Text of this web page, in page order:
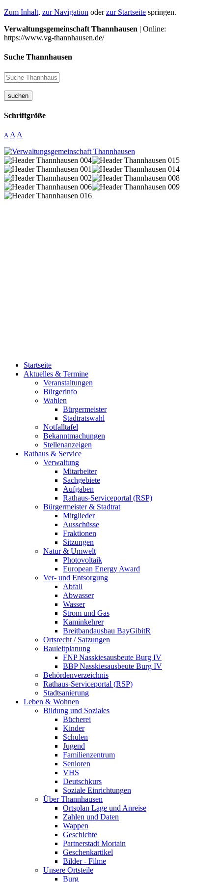
Zum Inhalt, zur Navigation oderzur Startseite springen.
Verwaltungsgemeinschaft Thannhausen | Online:
https://www.vg-thannhausen.de/
Suche Thannhausen
suchen
Schriftgröße
A A A
Startseite
Aktuelles & Termine
Veranstaltungen
Bürgerinfo
Wahlen
Bürgermeister
Stadtratswahl
Notfalltafel
Bekanntmachungen
Stellenanzeigen
Rathaus & Service
Verwaltung
Mitarbeiter
Sachgebiete
Aufgaben
Rathaus-Serviceportal (RSP)
Bürgermeister & Stadtrat
Mitglieder
Ausschüsse
Fraktionen
Sitzungen
Natur & Umwelt
Photovoltaik
European Energy Award
Ver- und Entsorgung
Abfall
Abwasser
Wasser
Strom und Gas
Kaminkehrer
Breitbandausbau BayGibitR
Ortsrecht / Satzungen
Bauleitplanung
FNP Nasskiesausbeute Burg IV
BBP Nasskiesausbeute Burg IV
Behördenverzeichnis
Rathaus-Serviceportal (RSP)
Stadtsanierung
Leben & Wohnen
Bildung und Soziales
Bücherei
Kinder
Schulen
Jugend
Familienzentrum
Senioren
VHS
Deutschkurs
Soziale Einrichtungen
Über Thannhausen
Ortsplan Lage und Anreise
Zahlen und Daten
Wappen
Geschichte
Partnerstadt Mortain
Geschenkartikel
Bilder - Filme
Unsere Ortsteile
Burg